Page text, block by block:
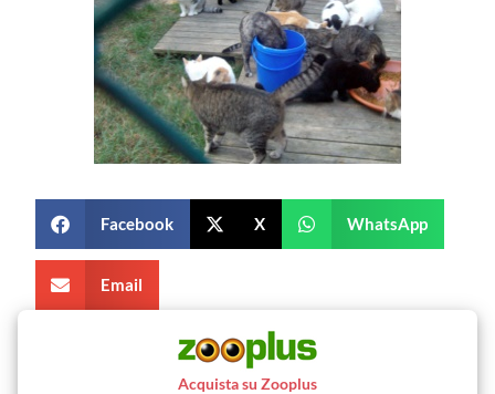
Facebook X WhatsApp
Email
Acquista su Zooplus